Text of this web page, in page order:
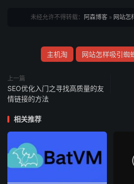
未经允许不得转载： 阿森博客 » 网站怎
主机淘 网站怎样吸引蜘
上一篇
SEO优化入门之寻找高质量的友
情链接的方法
相关推荐